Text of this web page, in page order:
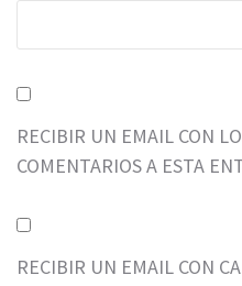
RECIBIR UN EMAIL CON
COMENTARIOS A ESTA
RECIBIR UN EMAIL CON